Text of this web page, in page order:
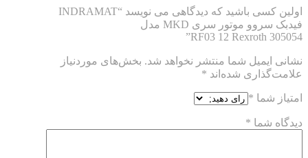
اولین کسی باشید که دیدگاهی می نویسد “INDRAMAT
فیدبک سروو موتور سری MKD مدل
RF03 12 Rexroth 305054”
نشانی ایمیل شما منتشر نخواهد شد. بخش‌های موردنیاز
علامت‌گذاری شده‌اند *
امتیاز شما *
دیدگاه شما *